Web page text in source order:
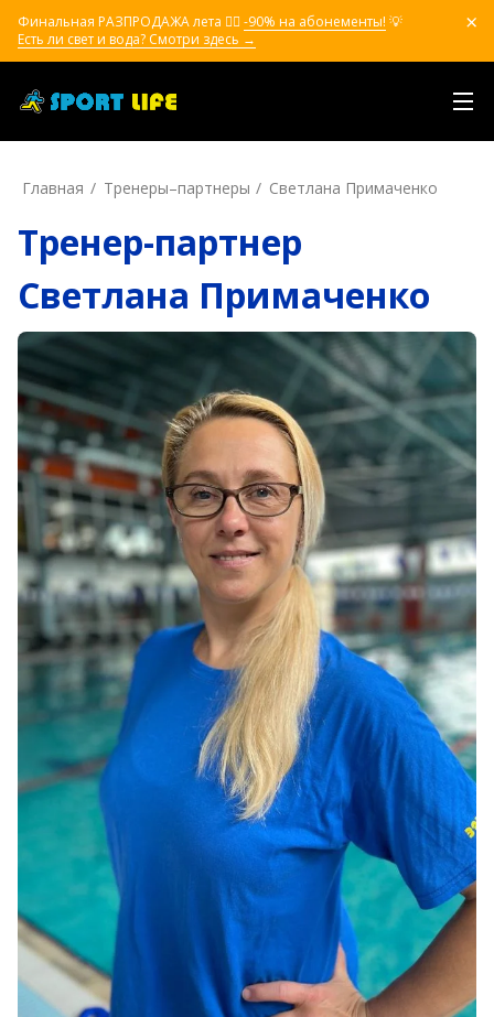
Финальная РАЗПРОДАЖА лета ❤️‍🔥 -90% на абонементы! 💡
Есть ли свет и вода? Смотри здесь →
Главная Тренеры–пapтнepы Светлана Примаченко
Тренер-партнер
Светлана Примаченко